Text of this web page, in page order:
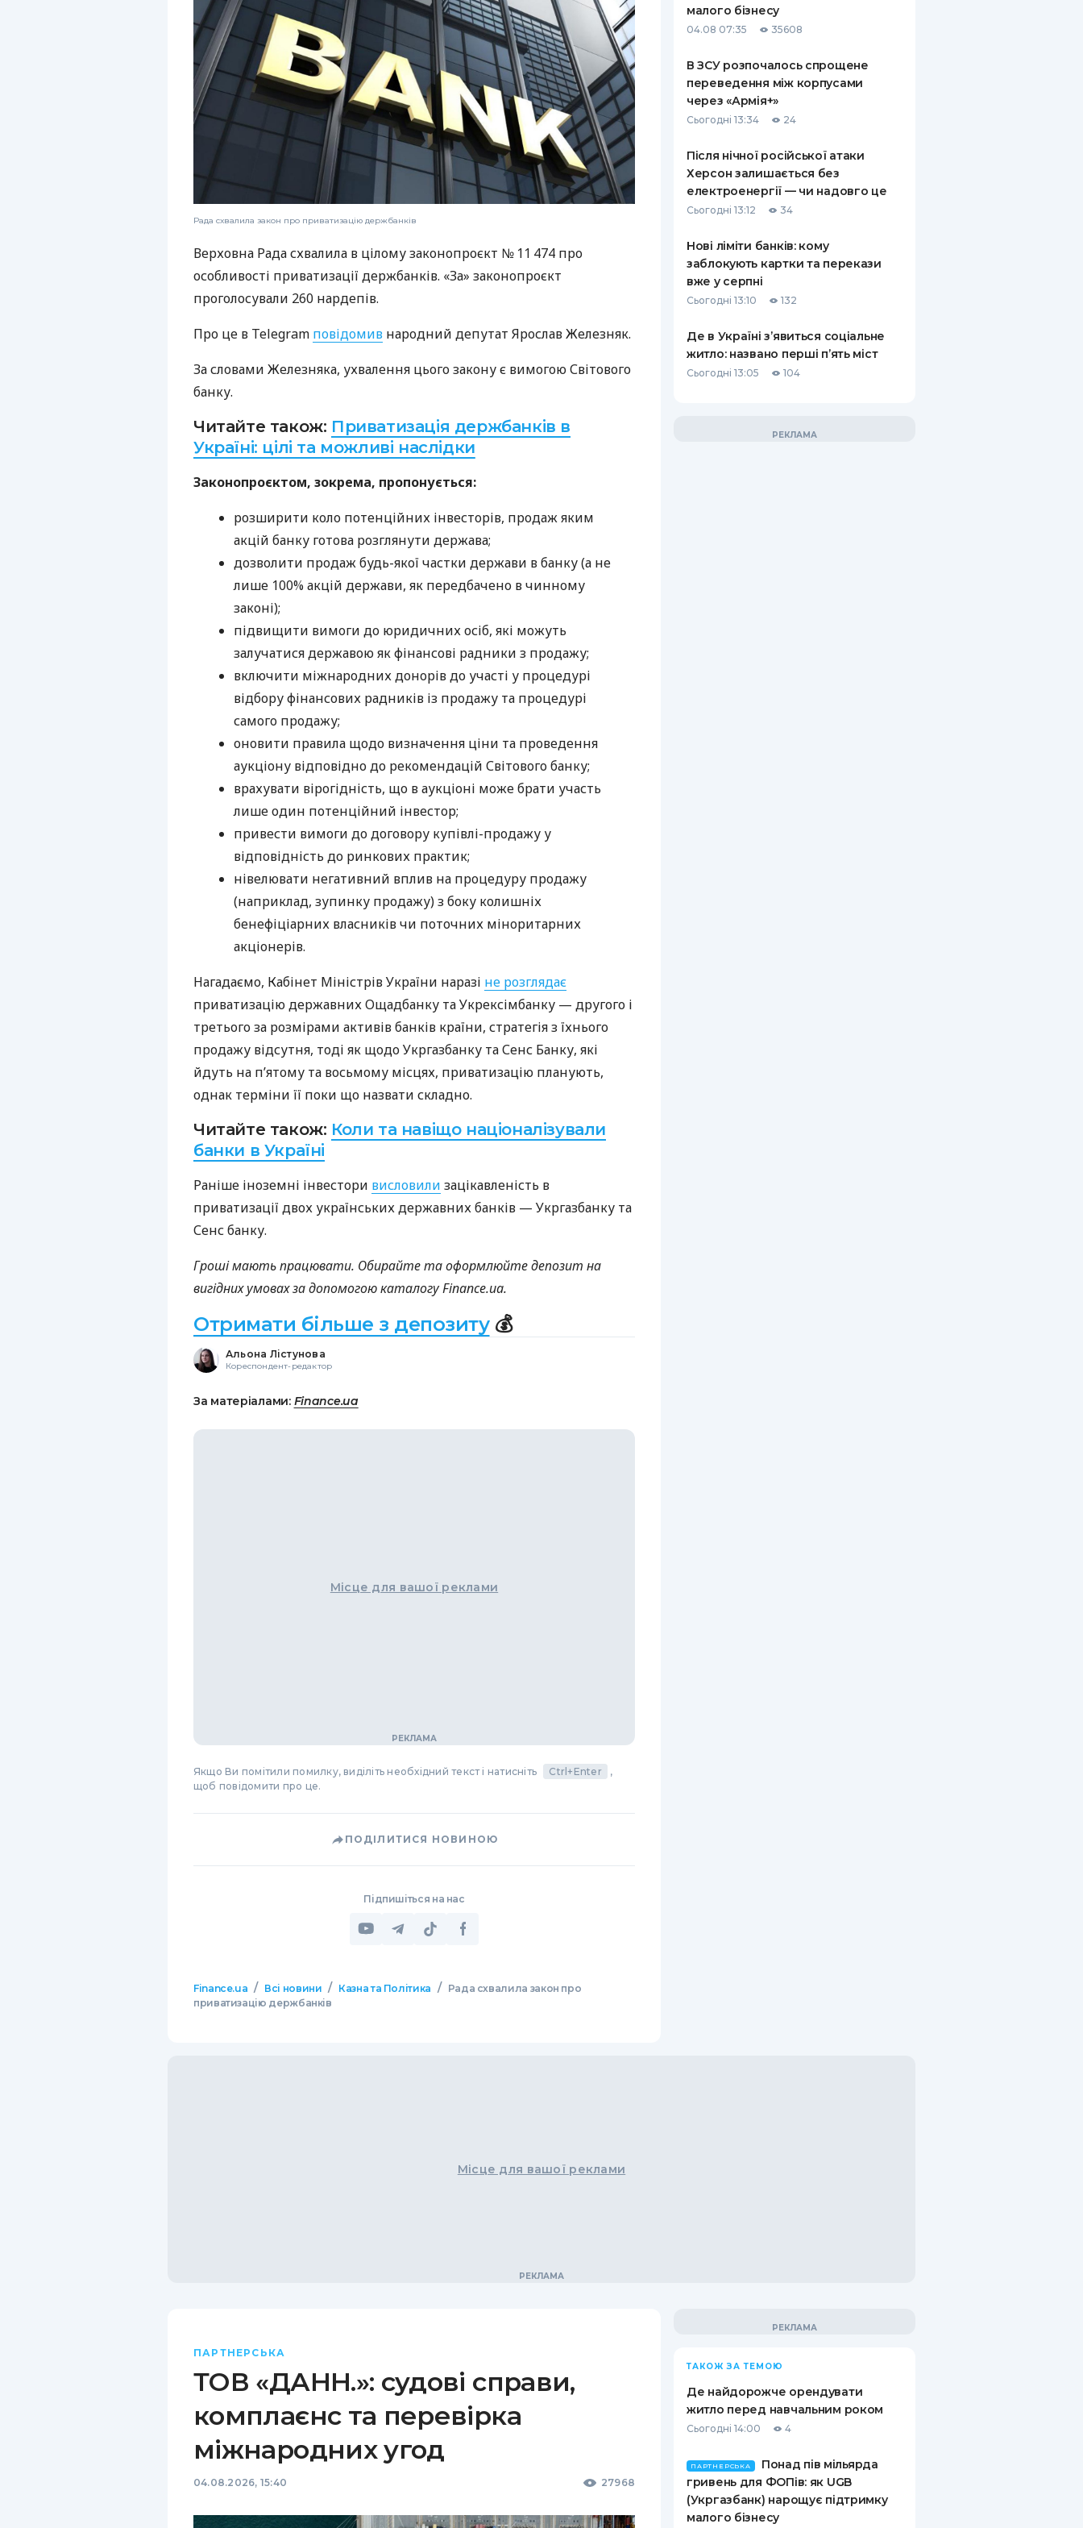
РЕЙТИНГ ДЕБЕТОВИХ
КАРТОК
ЩОМІСЯЧНИЙ ОГЛЯД
КЕШБЕКУ
ПУТІВНИКИ ПО
БАНКІВСЬКИХ КАРТКАХ
ПУТІВНИКИ ПО
ВСІ СТРАХОВІ ПОЛІСИ
СТРАХОВІ КОМПАНІЇ
КОМПАНІЇ
ДОСТАВКА І ОПЛАТА
КОНТАКТИ
Рада схвалила закон про приватизацію держбанків
Верховна Рада схвалила в цілому законопроєкт № 11 474 про
особливості приватизації держбанків. «За» законопроєкт
проголосували 260 нардепів.
Про це в Telegram повідомив народний депутат Ярослав Железняк.
За словами Железняка, ухвалення цього закону є вимогою Світового
банку.
Читайте також: Приватизація держбанків в
Україні: цілі та можливі наслідки
Законопроєктом, зокрема, пропонується:
розширити коло потенційних інвесторів, продаж яким
акцій банку готова розглянути держава;
дозволити продаж будь-якої частки держави в банку (а не
лише 100% акцій держави, як передбачено в чинному
законі);
підвищити вимоги до юридичних осіб, які можуть
залучатися державою як фінансові радники з продажу;
включити міжнародних донорів до участі у процедурі
відбору фінансових радників із продажу та процедурі
самого продажу;
оновити правила щодо визначення ціни та проведення
аукціону відповідно до рекомендацій Світового банку;
врахувати вірогідність, що в аукціоні може брати участь
лише один потенційний інвестор;
привести вимоги до договору купівлі-продажу у
відповідність до ринкових практик;
нівелювати негативний вплив на процедуру продажу
(наприклад, зупинку продажу) з боку колишніх
бенефіціарних власників чи поточних міноритарних
акціонерів.
Нагадаємо, Кабінет Міністрів України наразі не розглядає
приватизацію державних Ощадбанку та Укрексімбанку — другого і
третього за розмірами активів банків країни, стратегія з їхнього
продажу відсутня, тоді як щодо Укргазбанку та Сенс Банку, які
йдуть на п’ятому та восьмому місцях, приватизацію планують,
однак терміни її поки що назвати складно.
Читайте також: Коли та навіщо націоналізували
банки в Україні
Раніше іноземні інвестори висловили зацікавленість в
приватизації двох українських державних банків — Укргазбанку та
Сенс банку.
Гроші мають працювати. Обирайте та оформлюйте депозит на
вигідних умовах за допомогою каталогу Finance.ua.
Отримати більше з депозиту💰
Альона Лістунова
Кореспондент-редактор
За матеріалами: Finance.ua
Місце для вашої реклами
Якщо Ви помітили помилку, виділіть необхідний текст і натисніть Ctrl+Enter
,
щоб повідомити про це.
ПОДІЛИТИСЯ НОВИНОЮ
Підпишіться на нас
Finance.ua / Всі новини / Казна та Політика /
Рада схвалила закон про
приватизацію держбанків
малого бізнесу
04.08 07:35 35608
В ЗСУ розпочалось спрощене
переведення між корпусами
через «Армія+»
Сьогодні 13:34 24
Після нічної російської атаки
Херсон залишається без
електроенергії — чи надовго це
Сьогодні 13:12 34
Нові ліміти банків: кому
заблокують картки та перекази
вже у серпні
Сьогодні 13:10 132
Де в Україні з’явиться соціальне
житло: названо перші п’ять міст
Сьогодні 13:05 104
Місце для вашої реклами
ПАРТНЕРСЬКА
ТОВ «ДАНН.»: судові справи,
комплаєнс та перевірка
міжнародних угод
04.08.2026, 15:40 27968
ТАКОЖ ЗА ТЕМОЮ
Де найдорожче орендувати
житло перед навчальним роком
Сьогодні 14:00 4
ПАРТНЕРСЬКА
Понад пів мільярда
гривень для ФОПів: як UGB
(Укргазбанк) нарощує підтримку
малого бізнесу